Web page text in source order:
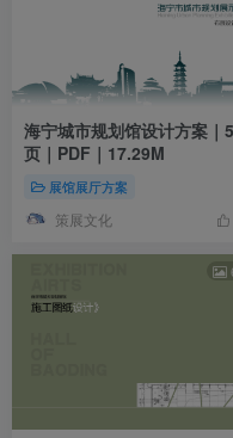
海宁城市规划馆设计方案｜
页｜PDF｜17.29M
展馆展厅方案
策展文化